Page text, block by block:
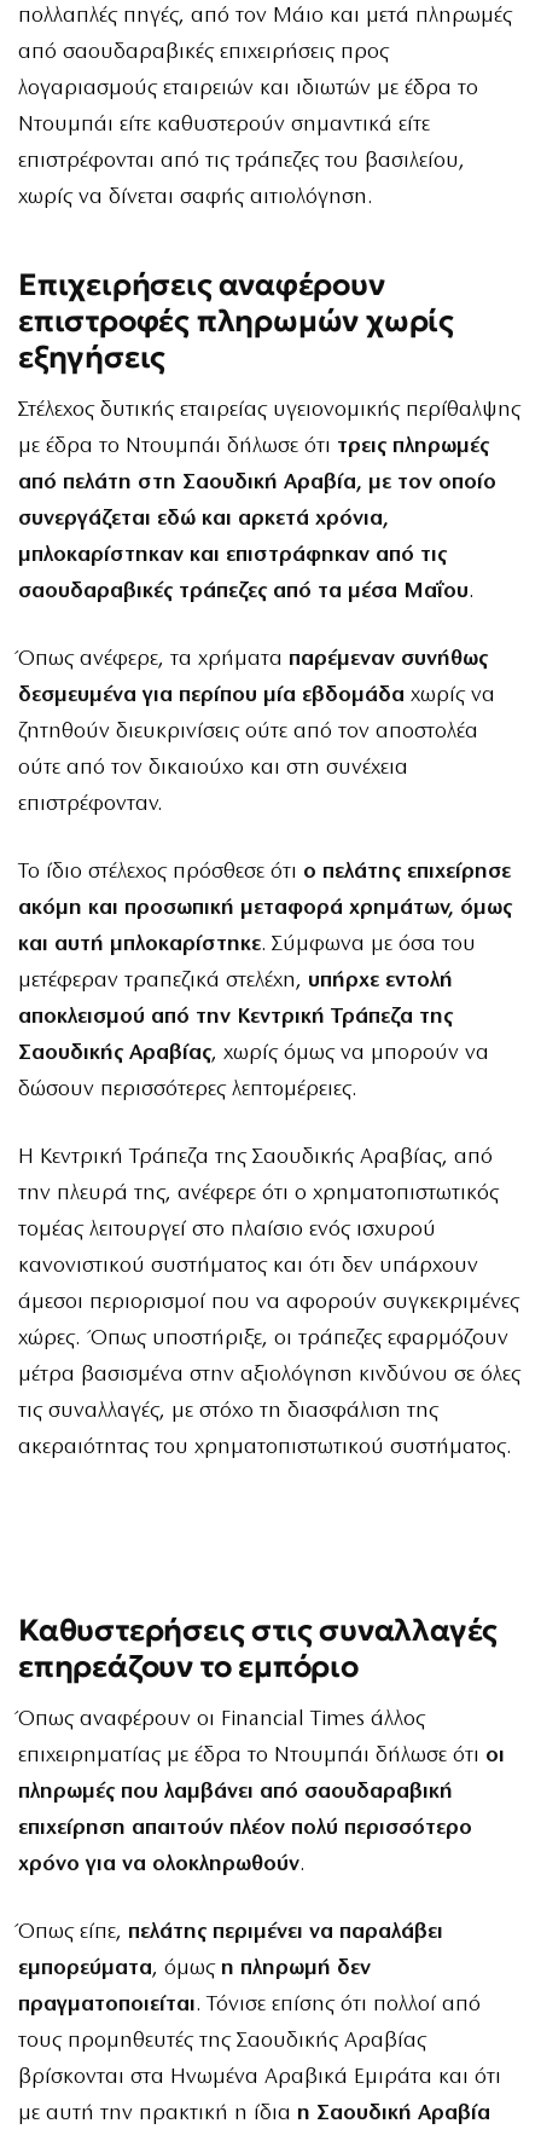
πολλαπλές πηγές, από τον Μάιο και μετά πληρωμές
από σαουδαραβικές επιχειρήσεις προς
λογαριασμούς εταιρειών και ιδιωτών με έδρα το
Ντουμπάι είτε καθυστερούν σημαντικά είτε
επιστρέφονται από τις τράπεζες του βασιλείου,
χωρίς να δίνεται σαφής αιτιολόγηση.
Επιχειρήσεις αναφέρουν
επιστροφές πληρωμών χωρίς
εξηγήσεις
Στέλεχος δυτικής εταιρείας υγειονομικής περίθαλψης
με έδρα το Ντουμπάι δήλωσε ότι τρεις πληρωμές
από πελάτη στη Σαουδική Αραβία, με τον οποίο
συνεργάζεται εδώ και αρκετά χρόνια,
μπλοκαρίστηκαν και επιστράφηκαν από τις
σαουδαραβικές τράπεζες από τα μέσα Μαΐου.
Όπως ανέφερε, τα χρήματα παρέμεναν συνήθως
δεσμευμένα για περίπου μία εβδομάδα χωρίς να
ζητηθούν διευκρινίσεις ούτε από τον αποστολέα
ούτε από τον δικαιούχο και στη συνέχεια
επιστρέφονταν.
Το ίδιο στέλεχος πρόσθεσε ότι ο πελάτης επιχείρησε
ακόμη και προσωπική μεταφορά χρημάτων, όμως
και αυτή μπλοκαρίστηκε. Σύμφωνα με όσα του
μετέφεραν τραπεζικά στελέχη, υπήρχε εντολή
αποκλεισμού από την Κεντρική Τράπεζα της
Σαουδικής Αραβίας, χωρίς όμως να μπορούν να
δώσουν περισσότερες λεπτομέρειες.
Η Κεντρική Τράπεζα της Σαουδικής Αραβίας, από
την πλευρά της, ανέφερε ότι ο χρηματοπιστωτικός
τομέας λειτουργεί στο πλαίσιο ενός ισχυρού
κανονιστικού συστήματος και ότι δεν υπάρχουν
άμεσοι περιορισμοί που να αφορούν συγκεκριμένες
χώρες. Όπως υποστήριξε, οι τράπεζες εφαρμόζουν
μέτρα βασισμένα στην αξιολόγηση κινδύνου σε όλες
τις συναλλαγές, με στόχο τη διασφάλιση της
ακεραιότητας του χρηματοπιστωτικού συστήματος.
Καθυστερήσεις στις συναλλαγές
επηρεάζουν το εμπόριο
Όπως αναφέρουν οι Financial Times άλλος
επιχειρηματίας με έδρα το Ντουμπάι δήλωσε ότι οι
πληρωμές που λαμβάνει από σαουδαραβική
επιχείρηση απαιτούν πλέον πολύ περισσότερο
χρόνο για να ολοκληρωθούν.
Όπως είπε, πελάτης περιμένει να παραλάβει
εμπορεύματα, όμωςη πληρωμή δεν
πραγματοποιείται. Τόνισε επίσης ότι πολλοί από
τους προμηθευτές της Σαουδικής Αραβίας
βρίσκονται στα Ηνωμένα Αραβικά Εμιράτα και ότι
με αυτή την πρακτική η ίδια η Σαουδική Αραβία